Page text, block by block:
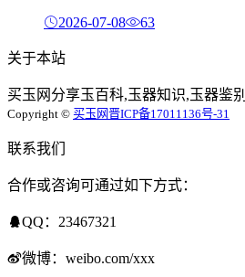
2026-07-08 63
关于本站
买玉网分享玉百科,玉器知识,玉器鉴
Copyright © 买玉网晋ICP备17011136号-31
联系我们
合作或咨询可通过如下方式：
QQ：23467321
微博：weibo.com/xxx